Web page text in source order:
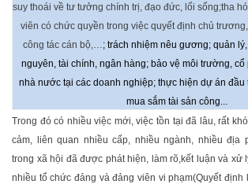
suy thoái về tư tưởng chính trị, đạo đức, lối sống;tha
viên có chức quyền trong việc quyết định chủ
công tác cán bộ,…; trách nhiệm nêu gương; quản
nguyên, tài chính, ngân hàng; bảo vệ môi trường, cổ
nhà nước tại các doanh nghiệp; thực hiện dự án đầu
mua sắm tài sản công...
Trong đó có nhiều việc mới, việc tồn tại đã lâu, rất
cảm, liên quan nhiều cấp, nhiều ngành, nhiều địa
trong xã hội đã được phát hiện, làm rõ,kết luận và xử
nhiều tổ chức đảng và đảng viên vi phạm(Quyết định